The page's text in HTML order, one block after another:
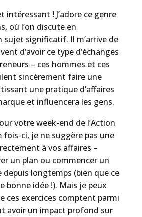
intéressant ! J’adore ce genre
où l’on discute en
sujet significatif. Il m’arrive de
d’avoir ce type d’échanges
– ces hommes et ces
sincèrement faire une
une pratique d’affaires
et influencera les gens.
votre week-end de l’Action
fois-ci, je ne suggère pas une
à vos affaires –
un plan ou commencer un
longtemps (bien que ce
bonne idée !). Mais je peux
ces exercices comptent parmi
avoir un impact profond sur